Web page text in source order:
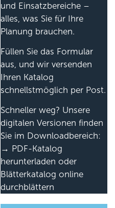
und Einsatzbereiche –
alles, was Sie für Ihre
Planung brauchen.
Füllen Sie das Formular
aus, und wir versenden
Ihren Katalog
schnellstmöglich per Post.
Schneller weg? Unsere
digitalen Versionen finden
Sie im Downloadbereich:
→ PDF-Katalog
herunterladen oder
Blätterkatalog online
durchblättern